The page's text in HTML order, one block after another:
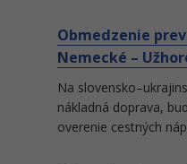
Obmedzenie
Nemecké –
Na
nákladná doprava,
overenie cestných